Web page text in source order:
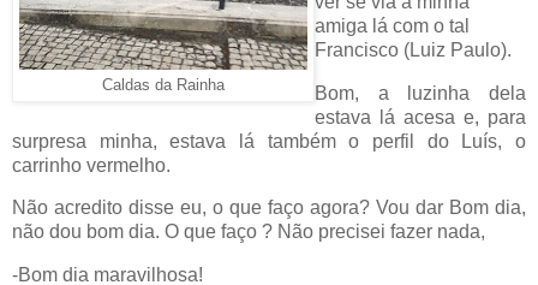
Caldas da Rainha
amiga lá com o tal
Francisco (Luiz Paulo).
Bom, a luzinha dela
estava lá acesa e, para
surpresa minha, estava lá também o perfil do Luís, o
carrinho vermelho.
Não acredito disse eu, o que faço agora? Vou dar Bom dia,
não dou bom dia. O que faço ? Não precisei fazer nada,
-Bom dia maravilhosa!